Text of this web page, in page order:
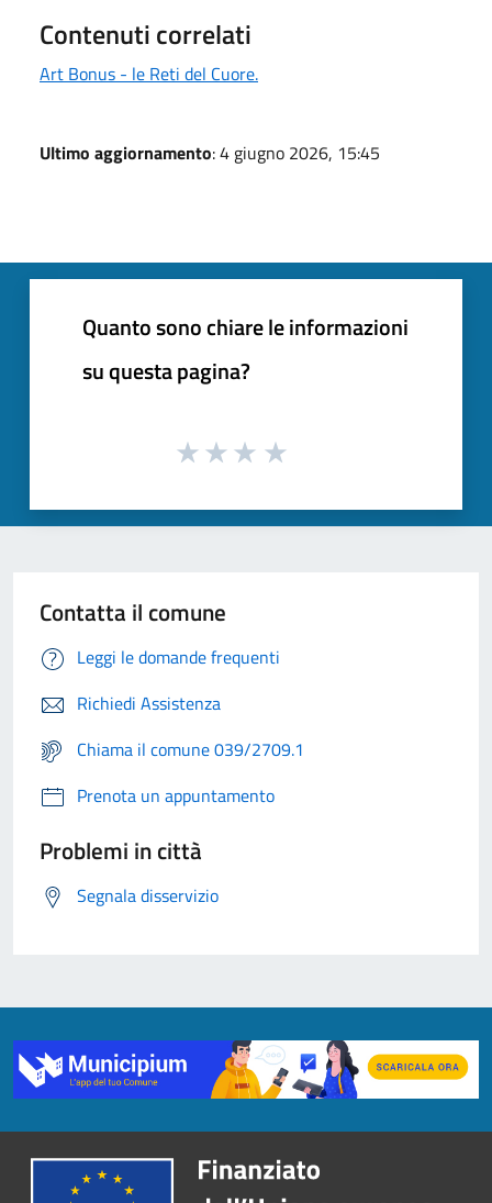
Contenuti correlati
Art Bonus - le Reti del Cuore.
Ultimo aggiornamento: 4 giugno 2026, 15:45
Quanto sono chiare le informazioni
su questa pagina?
Contatta il comune
Leggi le domande frequenti
Richiedi Assistenza
Chiama il comune 039/2709.1
Prenota un appuntamento
Problemi in città
Segnala disservizio